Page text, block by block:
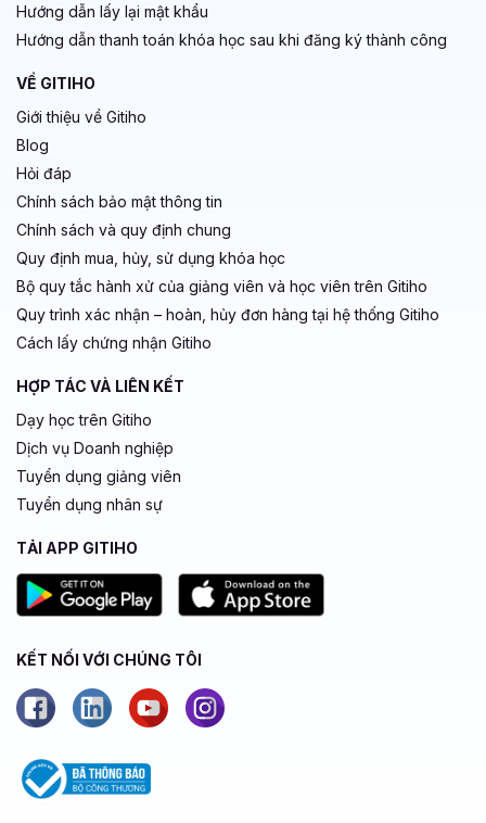
Hướng dẫn lấy lại mật khẩu
Hướng dẫn thanh toán khóa học sau khi đăng ký thành công
VỀ GITIHO
Giới thiệu về Gitiho
Blog
Hỏi đáp
Chính sách bảo mật thông tin
Chính sách và quy định chung
Quy định mua, hủy, sử dụng khóa học
Bộ quy tắc hành xử của giảng viên và học viên trên Gitiho
Quy trình xác nhận – hoàn, hủy đơn hàng tại hệ thống Gitiho
Cách lấy chứng nhận Gitiho
HỢP TÁC VÀ LIÊN KẾT
Dạy học trên Gitiho
Dịch vụ Doanh nghiệp
Tuyển dụng giảng viên
Tuyển dụng nhân sự
TẢI APP GITIHO
KẾT NỐI VỚI CHÚNG TÔI